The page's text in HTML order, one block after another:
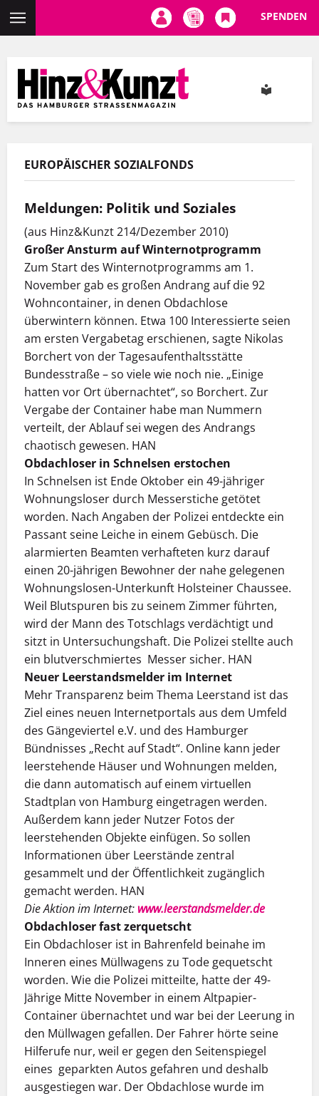
Inhalt
SPENDEN
EUROPÄISCHER SOZIALFONDS
Meldungen: Politik und Soziales
(aus Hinz&Kunzt 214/Dezember 2010)
Großer Ansturm auf Winternotprogramm
Zum Start des Winternotprogramms am 1.
November gab es großen Andrang auf die 92
Wohncontainer, in denen Obdachlose
überwintern können. Etwa 100 Interessierte seien
am ersten Vergabetag erschienen, sagte Nikolas
Borchert von der Tagesaufenthaltsstätte
Bundesstraße – so viele wie noch nie. „Einige
hatten vor Ort übernachtet“, so Borchert. Zur
Vergabe der Container habe man Nummern
verteilt, der Ablauf sei wegen des Andrangs
chaotisch gewesen. HAN
Obdachloser in Schnelsen erstochen
In Schnelsen ist Ende Oktober ein 49-jähriger
Wohnungsloser durch Messerstiche getötet
worden. Nach Angaben der Polizei entdeckte ein
Passant seine Leiche in einem Gebüsch. Die
alarmierten Beamten verhafteten kurz darauf
einen 20-jährigen Bewohner der nahe gelegenen
Wohnungslosen-Unterkunft Holsteiner Chaussee.
Weil Blutspuren bis zu seinem Zimmer führten,
wird der Mann des Totschlags verdächtigt und
sitzt in Untersuchungshaft. Die Polizei stellte auch
ein blutverschmiertes Messer sicher. HAN
Neuer Leerstandsmelder im Internet
Mehr Transparenz beim Thema Leerstand ist das
Ziel eines neuen Internetportals aus dem Umfeld
des Gängeviertel e.V. und des Hamburger
Bündnisses „Recht auf Stadt“. Online kann jeder
leerstehende Häuser und Wohnungen melden,
die dann automatisch auf einem virtuellen
Stadtplan von Hamburg eingetragen werden.
Außerdem kann jeder Nutzer Fotos der
leerstehenden Objekte einfügen. So sollen
Informationen über Leerstände zentral
gesammelt und der Öffentlichkeit zugänglich
gemacht werden. HAN
Die Aktion im Internet: www.leerstandsmelder.de
Obdachloser fast zerquetscht
Ein Obdachloser ist in Bahrenfeld beinahe im
Inneren eines Müllwagens zu Tode gequetscht
worden. Wie die Polizei mitteilte, hatte der 49-
Jährige Mitte November in einem Altpapier-
Container übernachtet und war bei der Leerung in
den Müllwagen gefallen. Der Fahrer hörte seine
Hilferufe nur, weil er gegen den Seitenspiegel
eines geparkten Autos gefahren und deshalb
ausgestiegen war. Der Obdachlose wurde im